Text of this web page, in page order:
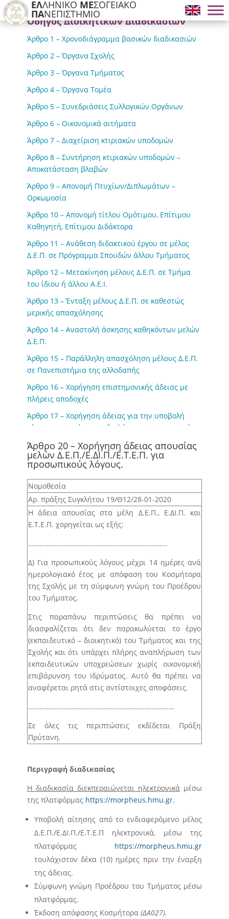
ΕΛΛΗΝΙΚΟ ΜΕΣΟΓΕΙΑΚΟ
ΠΑΝΕΠΙΣΤΗΜΙΟ
Οδηγός Διοικητικών Διαδικασιών
Άρθρο 1 – Χρονοδιάγραμμα βασικών διαδικασιών
Άρθρο 2 – Όργανα Σχολής
Άρθρο 3 – Όργανα Τμήματος
Άρθρο 4 – Όργανα Τομέα
Άρθρο 5 – Συνεδριάσεις Συλλογικών Οργάνων
Άρθρο 6 – Οικονομικά αιτήματα
Άρθρο 7 – Διαχείριση κτιριακών υποδομών
Άρθρο 8 – Συντήρηση κτιριακών υποδομών –
Αποκατάσταση βλαβών
Άρθρο 9 – Απονομή Πτυχίων/Διπλωμάτων –
Ορκωμοσία
Άρθρο 10 – Απονομή τίτλου Ομότιμου, Επίτιμου
Καθηγητή, Επίτιμου Διδάκτορα
Άρθρο 11 – Ανάθεση διδακτικού έργου σε μέλος
Δ.Ε.Π. σε Πρόγραμμα Σπουδών άλλου Τμήματος
Άρθρο 12 – Μετακίνηση μέλους Δ.Ε.Π. σε Τμήμα
του ίδιου ή άλλου Α.Ε.Ι.
Άρθρο 13 – Ένταξη μέλους Δ.Ε.Π. σε καθεστώς
μερικής απασχόλησης
Άρθρο 14 – Αναστολή άσκησης καθηκόντων μελών
Δ.Ε.Π.
Άρθρο 15 – Παράλληλη απασχόληση μέλους Δ.Ε.Π.
σε Πανεπιστήμια της αλλοδαπής
Άρθρο 16 – Χορήγηση επιστημονικής άδειας με
πλήρεις αποδοχές
Άρθρο 17 – Χορήγηση άδειας για την υποβολή
αίτησης κατοχύρωσης διπλώματος ευρεσιτεχνίας,
Άρθρο 18 – Άδεια άνευ αποδοχών μέλους Δ.Ε.Π.
Άρθρο 19 – Μετακίνηση μέλους Δ.Ε.Π. για
συμμετοχή σε επιστημονικά συνέδρια –
ερευνητικά σεμινάρια και έργα-προγράμματα που
διαχειρίζεται ο ΕΛΚΕ.
Άρθρο 20 – Χορήγηση άδειας απουσίας μελών
55 του Κώδικα Κατάστασης Δημοσίων Πολιτικών
Διοικητικών Υπαλλήλων και Υπαλλήλων Ν.Π.Δ.Δ. (ν.
3528/2007, Α’ 26) σε μέλη Δ.Ε.Π./Ε.ΔΙ.Π./Ε.Τ.Ε.Π.
μέλη Ε.ΔΙ.Π. / Ε.Τ.Ε.Π.
Άρθρο 23 – Ένταξη μέλους Ε.Τ.Ε.Π. σε κατηγορία
μέλους Ε.Δ.Ι.Π.
Άρθρο 24 – Ετήσιος προγραμματισμός
προσλήψεων μελών Δ.Ε.Π.
Άρθρο 25 – Ετήσιος προγραμματισμός
Άρθρο 26 – Μητρώο γνωστικών αντικειμένων
Άρθρο 27 – Μητρώα Εσωτερικών και Εξωτερικών
Άρθρο 28 – Διαδικασία ανάδειξης Κοσμήτορα
Άρθρο 29 – Εκλογική διαδικασία για την ανάδειξη
Προέδρου και Αντιπροέδρου Τμήματος
Διευθυντή/ντριας Τομέα
Άρθρο 31 – Εκλογική διαδικασία για την ανάδειξη
Διευθυντή Εργαστηρίου
Άρθρο 32 – Εκλογική διαδικασία για την ανάδειξη
εκπροσώπων των μελών Ε.ΔΙ.Π. και Ε.Τ.Ε.Π. στον
Τομέα, στη Συνέλευση, στην Κοσμητεία
Άρθρο 33 – Εκλογική διαδικασία για την ανάδειξη
Άρθρο 20 – Χορήγηση άδειας απουσίας
μελών Δ.Ε.Π./Ε.ΔΙ.Π./Ε.Τ.Ε.Π. για
προσωπικούς λόγους.
Νομοθεσία
Αρ. πράξης Συγκλήτου 19/Θ12/28-01-2020
H άδεια απουσίας στα μέλη Δ.Ε.Π., Ε.ΔΙ.Π. και
Ε.Τ.Ε.Π. χορηγείται ως εξής:
………………………………………………………………..
Δ) Για προσωπικούς λόγους μέχρι 14 ημέρες ανά
ημερολογιακό έτος με απόφαση του Κοσμήτορα
της Σχολής με τη σύμφωνη γνώμη του Προέδρου
του Τμήματος.
Στις παραπάνω περιπτώσεις θα πρέπει να
διασφαλίζεται ότι δεν παρακωλύεται το έργο
(εκπαιδευτικό – διοικητικό) του Τμήματος και της
Σχολής και ότι υπάρχει πλήρης αναπλήρωση των
εκπαιδευτικών υποχρεώσεων χωρίς οικονομική
επιβάρυνση του Ιδρύματος. Αυτό θα πρέπει να
αναφέρεται ρητά στις αντίστοιχες αποφάσεις.
……………………………………………………………………
Σε όλες τις περιπτώσεις εκδίδεται Πράξη
Πρύτανη.
Περιγραφή διαδικασίας
Η διαδικασία διεκπεραιώνεται ηλεκτρονικά μέσω
της πλατφόρμας https://morpheus.hmu.gr.
Υποβολή αίτησης από το ενδιαφερόμενο μέλος
Δ.Ε.Π./Ε.ΔΙ.Π./Ε.Τ.Ε.Π ηλεκτρονικά, μέσω της
πλατφόρμας https://morpheus.hmu.gr
τουλάχιστον δέκα (10) ημέρες πριν την έναρξη
της άδειας.
Σύμφωνη γνώμη Προέδρου του Τμήματος μέσω
πλατφόρμας.
Έκδοση απόφασης Κοσμήτορα (ΔΑ027).